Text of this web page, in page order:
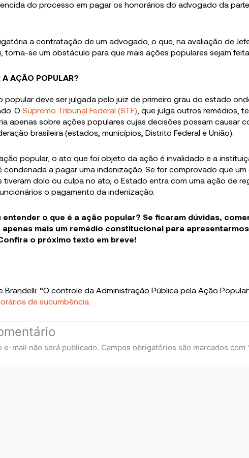
do processo em pagar os honorários do advogado da parte
a contratação de um advogado, o que, na avaliação de
torna-se um obstáculo para que mais ações populares sejam
A AÇÃO POPULAR?
popular deve ser julgada pelo juiz de primeiro grau do estado
O Supremo Tribunal Federal (STF) , que julga outros remédios,
apenas sobre ações populares cujas decisões possam causar
brasileira (estados, municípios, Distrito Federal e União).
popular, o ato que foi objeto da ação é invalidado e a
condenada a pagar uma indenização. Se for comprovado que um
tiveram dolo ou culpa no ato, o Estado entra com uma ação de
o pagamento da indenização.
entender o que é a ação popular? Se ficaram dúvidas,
mais um remédio constitucional para
o próximo texto em breve!
Brandelli: “O controle da Administração Pública pela Ação
de sucumbência
e-mail não será publicado. Campos obrigatórios são marcados com